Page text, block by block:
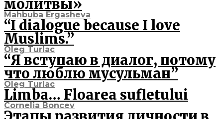
молитвы»
Mahbuba Ergasheva
“I dialogue because I love
Muslims.”
Oleg Turlac
“Я вступаю в диалог, потому
что люблю мусульман”
Oleg Turlac
Limba… Floarea sufletului
Cornelia Boncev